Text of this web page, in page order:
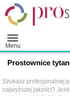
Menu
Prostownice
Szukasz profesjonalnej
najwyższej jakości?